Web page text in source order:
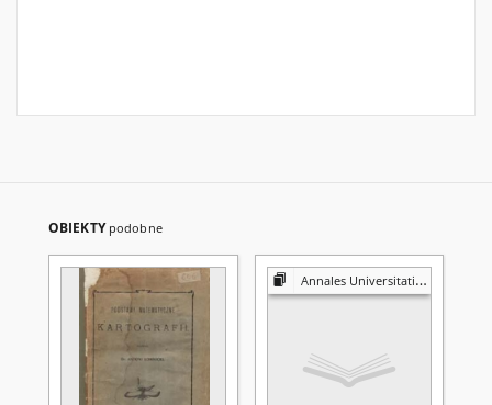
OBIEKTY podobne
Annales Universitatis Mariae Curie-Skłodowska. Sectio A, Mathematica